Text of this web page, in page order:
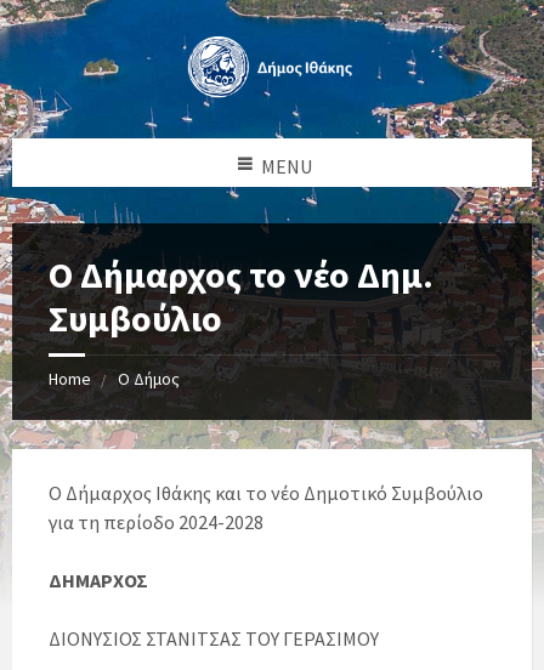
MENU
Ο Δήμαρχος το νέο Δημ.
Συμβούλιο
Home Ο Δήμος
Ο Δήμαρχος Ιθάκης και το νέο Δημοτικό Συμβούλιο
για τη περίοδο 2024-2028
ΔΗΜΑΡΧΟΣ
ΔΙΟΝΥΣΙΟΣ ΣΤΑΝΙΤΣΑΣ ΤΟΥ ΓΕΡΑΣΙΜΟΥ